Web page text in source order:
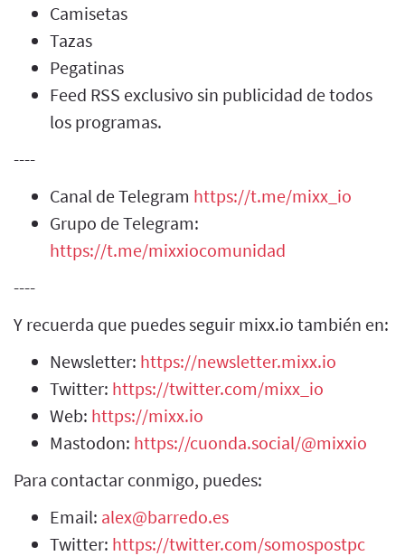
Camisetas
Tazas
Pegatinas
Feed RSS exclusivo sin publicidad de todos
los programas.
----
Canal de Telegram https://t.me/mixx_io
Grupo de Telegram:
https://t.me/mixxiocomunidad
----
Y recuerda que puedes seguir mixx.io también en:
Newsletter: https://newsletter.mixx.io
Twitter: https://twitter.com/mixx_io
Web: https://mixx.io
Mastodon: https://cuonda.social/@mixxio
Para contactar conmigo, puedes:
Email: alex@barredo.es
Twitter: https://twitter.com/somospostpc